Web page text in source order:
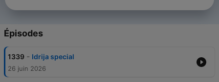
Épisodes
1339 - Idrija special
26 juin 2026